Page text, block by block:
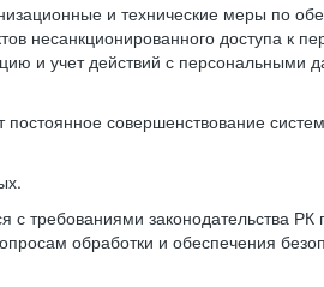
и технические меры по
несанкционированного доступа к
и учет действий с персональными
совершенствование
требованиями законодательства РК
обработки и обеспечения